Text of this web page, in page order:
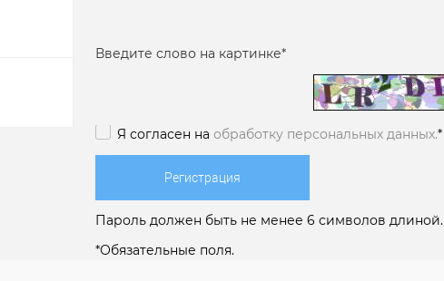
Введите слово на картинке*
Я согласен на обработку персональных данных.*
Пароль должен быть не менее 6 символов длиной.
*Обязательные поля.